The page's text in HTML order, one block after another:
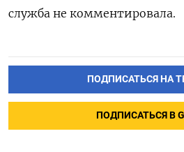
служба не комментировала.
ПОДПИСАТЬСЯ НА
ПОДПИСАТЬСЯ В